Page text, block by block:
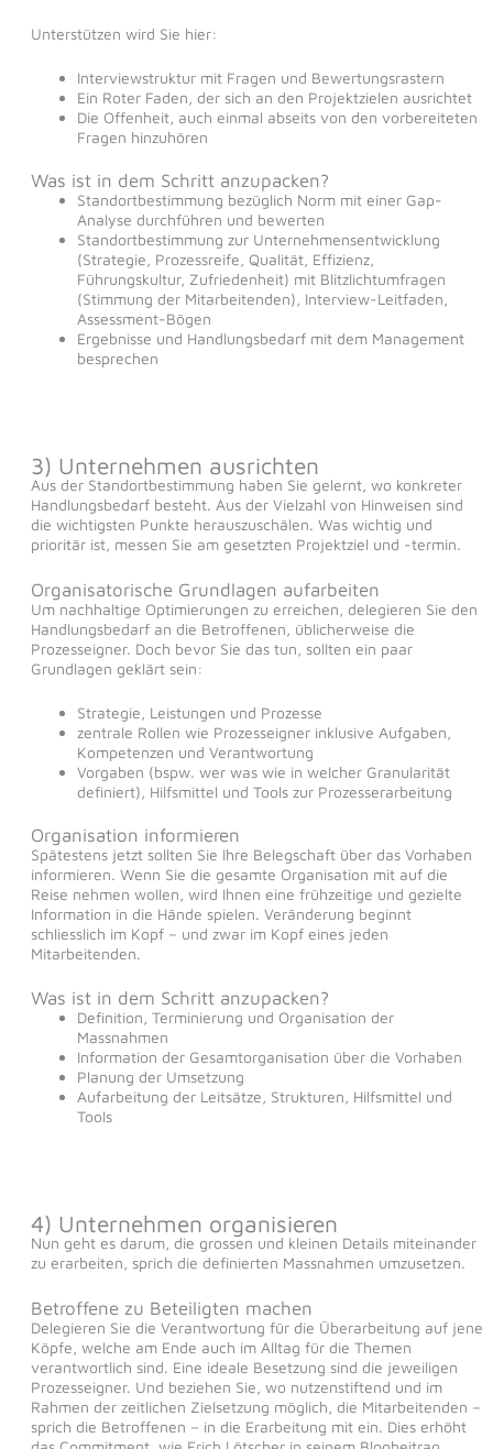
Unterstützen wird Sie hier:
Interviewstruktur mit Fragen und Bewertungsrastern
Ein Roter Faden, der sich an den Projektzielen ausrichtet
Die Offenheit, auch einmal abseits von den vorbereiteten
Fragen hinzuhören
Was ist in dem Schritt anzupacken?
Standortbestimmung bezüglich Norm mit einer Gap-
Analyse durchführen und bewerten
Standortbestimmung zur Unternehmensentwicklung
(Strategie, Prozessreife, Qualität, Effizienz,
Führungskultur, Zufriedenheit) mit Blitzlichtumfragen
(Stimmung der Mitarbeitenden), Interview-Leitfaden,
Assessment-Bögen
Ergebnisse und Handlungsbedarf mit dem Management
besprechen
3) Unternehmen ausrichten
Aus der Standortbestimmung haben Sie gelernt, wo konkreter
Handlungsbedarf besteht. Aus der Vielzahl von Hinweisen sind
die wichtigsten Punkte herauszuschälen. Was wichtig und
prioritär ist, messen Sie am gesetzten Projektziel und -termin.
Organisatorische Grundlagen aufarbeiten
Um nachhaltige Optimierungen zu erreichen, delegieren Sie den
Handlungsbedarf an die Betroffenen, üblicherweise die
Prozesseigner. Doch bevor Sie das tun, sollten ein paar
Grundlagen geklärt sein:
Strategie, Leistungen und Prozesse
zentrale Rollen wie Prozesseigner inklusive Aufgaben,
Kompetenzen und Verantwortung
Vorgaben (bspw. wer was wie in welcher Granularität
definiert), Hilfsmittel und Tools zur Prozesserarbeitung
Organisation informieren
Spätestens jetzt sollten Sie Ihre Belegschaft über das Vorhaben
informieren. Wenn Sie die gesamte Organisation mit auf die
Reise nehmen wollen, wird Ihnen eine frühzeitige und gezielte
Information in die Hände spielen. Veränderung beginnt
schliesslich im Kopf – und zwar im Kopf eines jeden
Mitarbeitenden.
Was ist in dem Schritt anzupacken?
Definition, Terminierung und Organisation der
Massnahmen
Information der Gesamtorganisation über die Vorhaben
Planung der Umsetzung
Aufarbeitung der Leitsätze, Strukturen, Hilfsmittel und
Tools
4) Unternehmen organisieren
Nun geht es darum, die grossen und kleinen Details miteinander
zu erarbeiten, sprich die definierten Massnahmen umzusetzen.
Betroffene zu Beteiligten machen
Delegieren Sie die Verantwortung für die Überarbeitung auf jene
Köpfe, welche am Ende auch im Alltag für die Themen
verantwortlich sind. Eine ideale Besetzung sind die jeweiligen
Prozesseigner. Und beziehen Sie, wo nutzenstiftend und im
Rahmen der zeitlichen Zielsetzung möglich, die Mitarbeitenden –
sprich die Betroffenen – in die Erarbeitung mit ein. Dies erhöht